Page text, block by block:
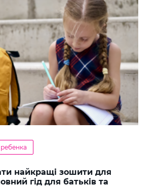
найкращі зошити для
гід для батьків та